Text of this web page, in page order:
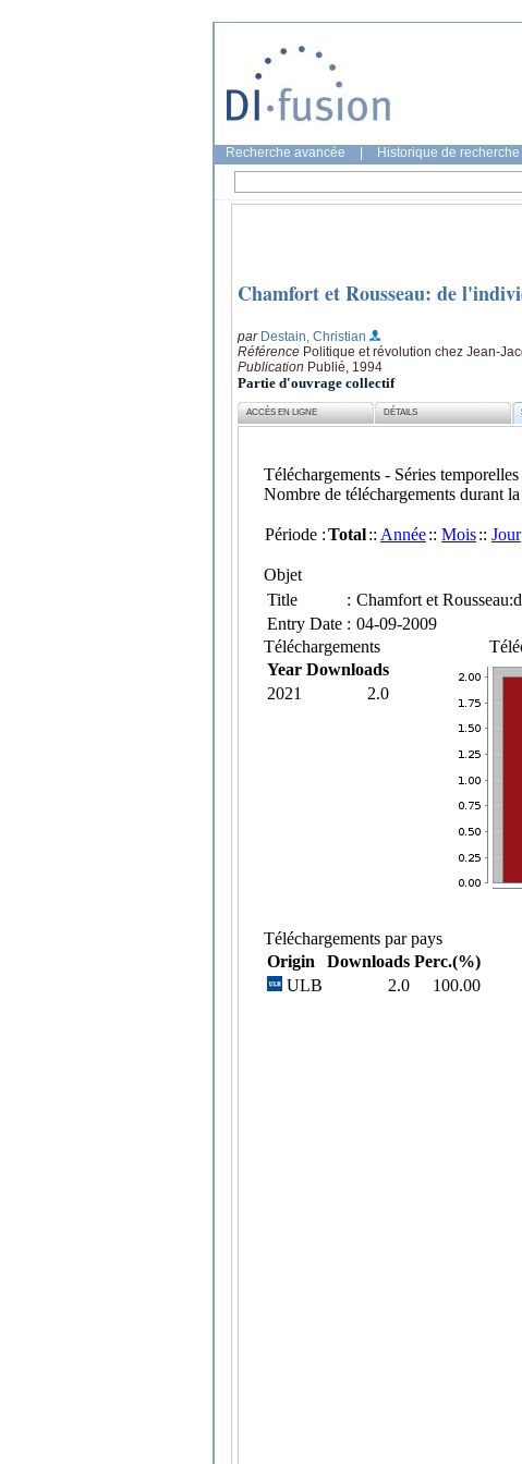
Recherche avancée Historique de recherche
Chamfort et Rousseau: de
par Destain, Christian
Référence Politique et révolution chez Jean-
Publication Publié, 1994
Partie d'ouvrage collectif
ACCÈS EN LIGNE DÉTAILS